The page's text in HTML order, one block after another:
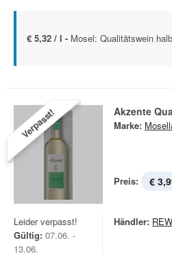
€ 5,32 / l - Mosel: Qualitätswein
Verpasst! Akzente
Marke:
Preis: €
Leider verpasst!
Gültig: 07.06. -
13.06.
Händler: